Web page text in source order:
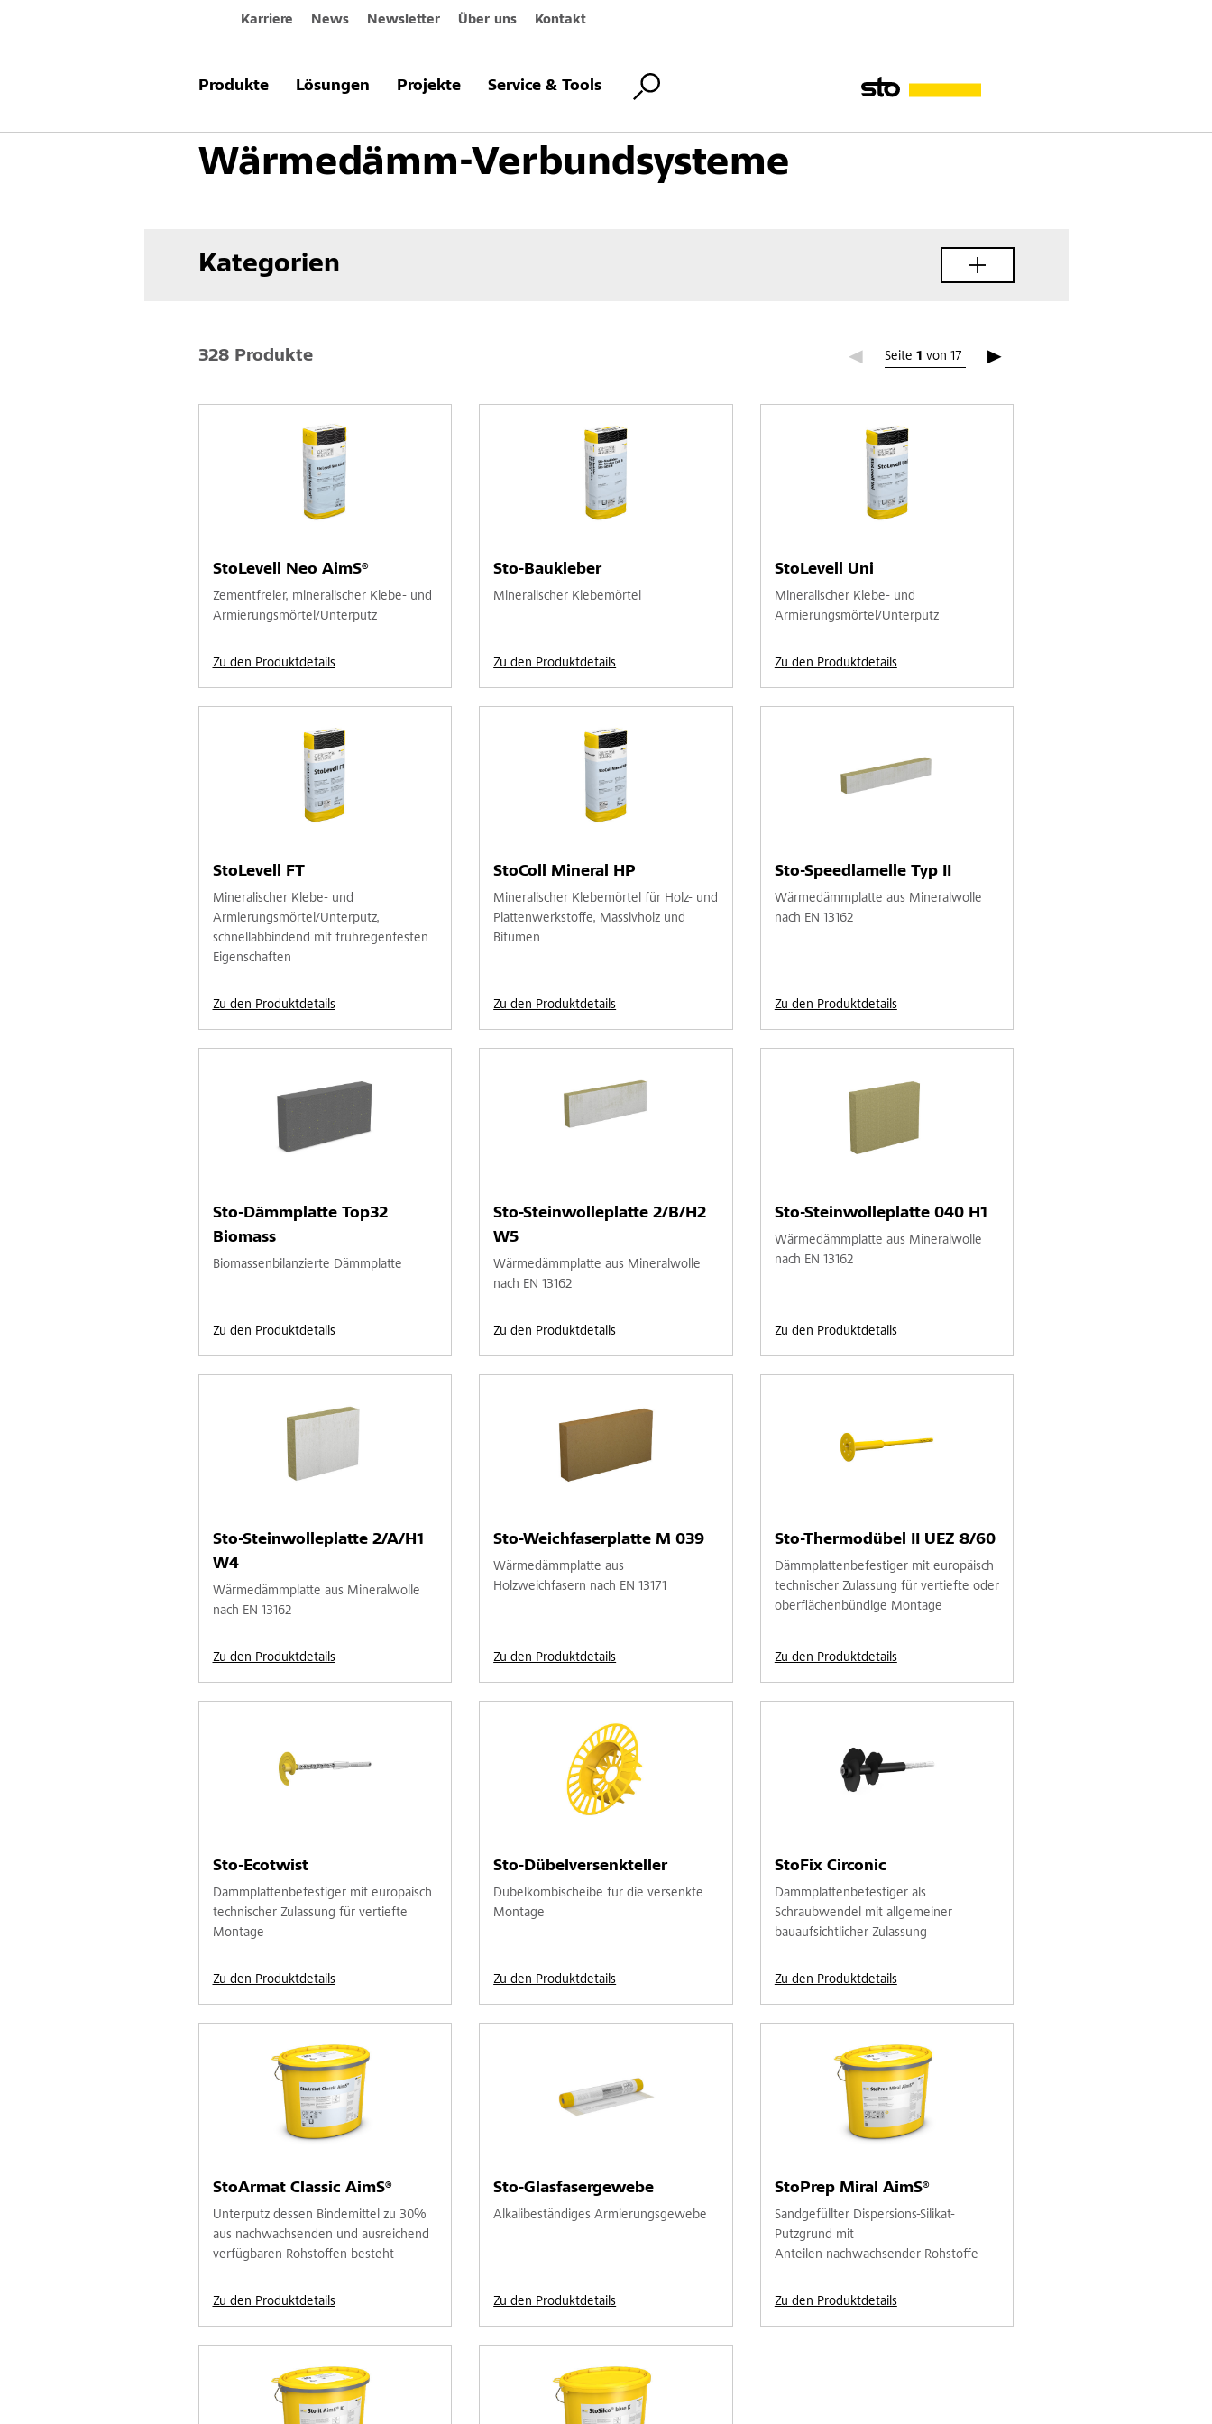
Karriere News Newsletter Über uns Kontakt
Produkte Lösungen Projekte Service & Tools
Produkte & Systeme Fassade Wärmedämm-Verbundsysteme
Wärmedämm-Verbundsysteme
Kategorien
328 Produkte Seite 1 von 17
Seite 1
StoLevell Neo AimS®
Zementfreier, mineralischer Klebe- und
Armierungsmörtel/Unterputz
Zu den Produktdetails
Sto-Baukleber
Mineralischer Klebemörtel
Zu den Produktdetails
StoLevell Uni
Mineralischer Klebe- und
Armierungsmörtel/Unterputz
Zu den Produktdetails
StoLevell FT
Mineralischer Klebe- und
Armierungsmörtel/Unterputz,
schnellabbindend mit frühregenfesten
Eigenschaften
Zu den Produktdetails
StoColl Mineral HP
Mineralischer Klebemörtel für Holz- und
Plattenwerkstoffe, Massivholz und
Bitumen
Zu den Produktdetails
Sto-Speedlamelle Typ II
Wärmedämmplatte aus Mineralwolle
nach EN 13162
Zu den Produktdetails
Sto-Dämmplatte Top32
Biomass
Biomassenbilanzierte Dämmplatte
Zu den Produktdetails
Sto-Steinwolleplatte 2/B/H2
W5
Wärmedämmplatte aus Mineralwolle
nach EN 13162
Zu den Produktdetails
Sto-Steinwolleplatte 040 H1
Wärmedämmplatte aus Mineralwolle
nach EN 13162
Zu den Produktdetails
Sto-Steinwolleplatte 2/A/H1
W4
Wärmedämmplatte aus Mineralwolle
nach EN 13162
Zu den Produktdetails
Sto-Weichfaserplatte M 039
Wärmedämmplatte aus
Holzweichfasern nach EN 13171
Zu den Produktdetails
Sto-Thermodübel II UEZ 8/60
Dämmplattenbefestiger mit europäisch
technischer Zulassung für vertiefte oder
oberflächenbündige Montage
Zu den Produktdetails
Sto-Ecotwist
Dämmplattenbefestiger mit europäisch
technischer Zulassung für vertiefte
Montage
Zu den Produktdetails
Sto-Dübelversenkteller
Dübelkombischeibe für die versenkte
Montage
Zu den Produktdetails
StoFix Circonic
Dämmplattenbefestiger als
Schraubwendel mit allgemeiner
bauaufsichtlicher Zulassung
Zu den Produktdetails
StoArmat Classic AimS®
Unterputz dessen Bindemittel zu 30%
aus nachwachsenden und ausreichend
verfügbaren Rohstoffen besteht
Zu den Produktdetails
Sto-Glasfasergewebe
Alkalibeständiges Armierungsgewebe
Zu den Produktdetails
StoPrep Miral AimS®
Sandgefüllter Dispersions-Silikat-
Putzgrund mit
Anteilen nachwachsender Rohstoffe
Zu den Produktdetails